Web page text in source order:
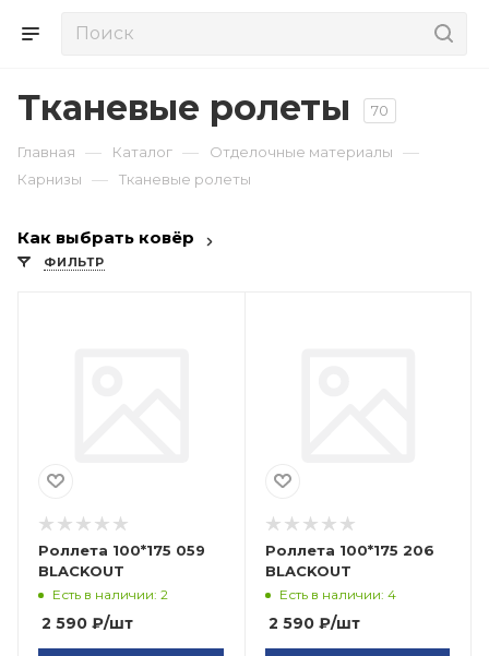
Тканевые ролеты 70
Главная — Каталог — Отделочные материалы —
Карнизы — Тканевые ролеты
Как выбрать ковёр
ФИЛЬТР
Роллета 100*175 059
BLACKOUT
Есть в наличии: 2
2 590 ₽/шт
Роллета 100*175 206
BLACKOUT
Есть в наличии: 4
2 590₽/шт